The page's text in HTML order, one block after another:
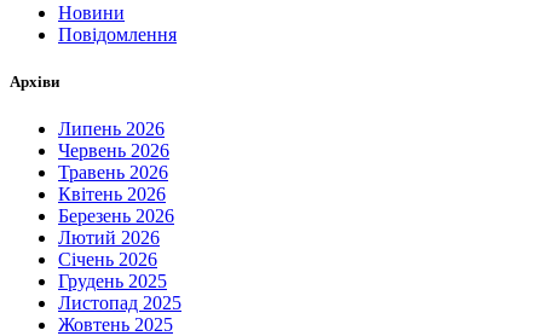
Новини
Повідомлення
Архіви
Липень 2026
Червень 2026
Травень 2026
Квітень 2026
Березень 2026
Лютий 2026
Січень 2026
Грудень 2025
Листопад 2025
Жовтень 2025